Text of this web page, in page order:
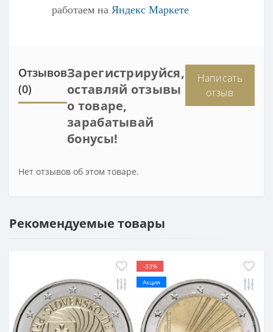
работаем на Яндекс Маркете
Отзывов
(0)
Зарегистрируйся,
оставляй отзывы
о товаре,
зарабатывай
бонусы!
Написать
отзыв
Нет отзывов об этом товаре.
Рекомендуемые товары
-33%
Акция